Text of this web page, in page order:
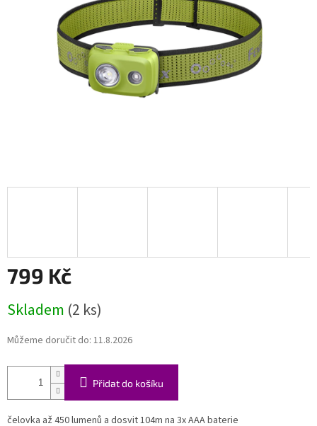
799 Kč
cena:
Skladem (2 ks)
Můžeme doručit do: 11.8.2026
Přidat do košíku
čelovka až 450 lumenů a dosvit 104m na 3x AAA baterie